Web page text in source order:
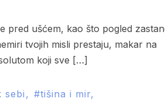
tvojih misli prestaju, makar na
koji sve […]
sebi
tišina i mir